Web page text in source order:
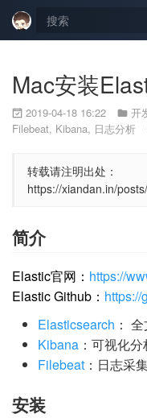
Mac安装
2019-04-18 16:22 开
Filebeat, Kibana, 日志分析
转载请注明出处：
https://xiandan.in/
简介
Elastic官网： https://
Elastic Github： https://
Elasticsearch ：
Kibana ：可视化
Filebeat ：日志采
安装